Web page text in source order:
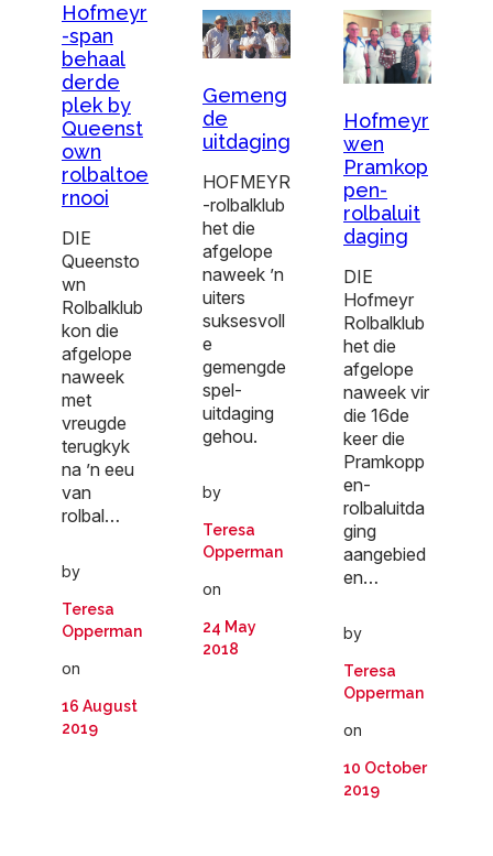
Hofmeyr
-span
behaal
derde
plek by
Queenst
own
rolbaltoe
rnooi
DIE
Queensto
wn
Rolbalklub
kon die
afgelope
naweek
met
vreugde
terugkyk
na ’n eeu
van
rolbal…
by
Teresa
Opperman
on
16 August
2019
Gemeng
de
uitdaging
HOFMEYR
-rolbalklub
het die
afgelope
naweek ’n
uiters
suksesvoll
e
gemengde
spel-
uitdaging
gehou.
by
Teresa
Opperman
on
24 May
2018
Hofmeyr
wen
Pramkop
pen-
rolbaluit
daging
DIE
Hofmeyr
Rolbalklub
het die
afgelope
naweek vir
die 16de
keer die
Pramkopp
en-
rolbaluitda
ging
aangebied
en…
by
Teresa
Opperman
on
10 October
2019